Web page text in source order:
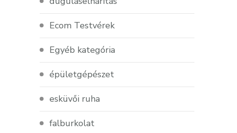
Ecom Testvérek
Egyéb kategória
épületgépészet
esküvői ruha
falburkolat